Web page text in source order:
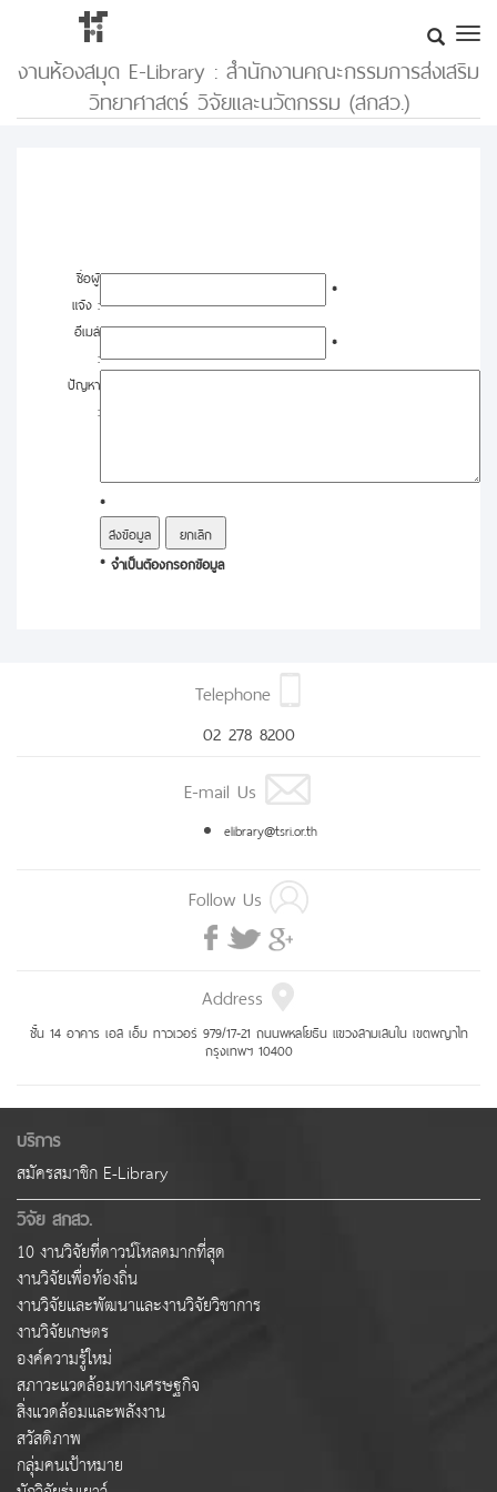
งานห้องสมุด E-Library : สำนักงานคณะกรรมการส่งเสริม
วิทยาศาสตร์ วิจัยและนวัตกรรม (สกสว.)
ชื่อผู้
แจ้ง :
*
อีเมล์
:
*
ปัญหา
:
*
* จำเป็นต้องกรอกข้อมูล
Telephone
02 278 8200
E-mail Us
elibrary@tsri.or.th
Follow Us
Address
ชั้น 14 อาคาร เอส เอ็ม ทาวเวอร์ 979/17-21 ถนนพหลโยธิน แขวงสามเสนใน เขตพญาไท
กรุงเทพฯ 10400
บริการ
สมัครสมาชิก E-Library
วิจัย สกสว.
10 งานวิจัยที่ดาวน์โหลดมากที่สุด
งานวิจัยเพื่อท้องถิ่น
งานวิจัยและพัฒนาและงานวิจัยวิชาการ
งานวิจัยเกษตร
องค์ความรู้ใหม่
สภาวะแวดล้อมทางเศรษฐกิจ
สิ่งแวดล้อมและพลังงาน
สวัสดิภาพ
กลุ่มคนเป้าหมาย